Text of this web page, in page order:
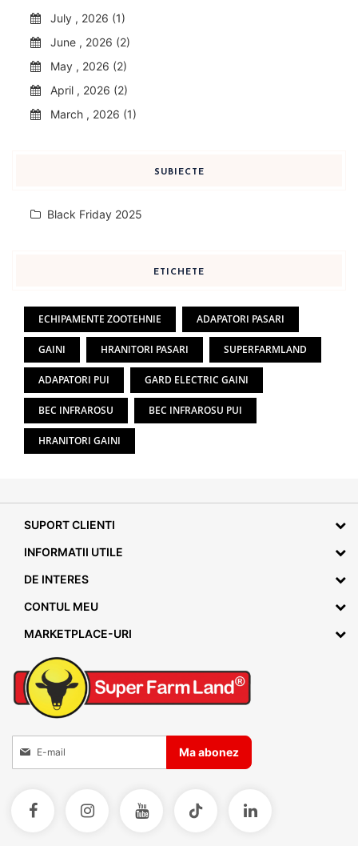
July , 2026 (1)
June , 2026 (2)
May , 2026 (2)
April , 2026 (2)
March , 2026 (1)
SUBIECTE
Black Friday 2025
ETICHETE
ECHIPAMENTE ZOOTEHNIE ADAPATORI PASARI
GAINI HRANITORI PASARI SUPERFARMLAND
ADAPATORI PUI GARD ELECTRIC GAINI
BEC INFRAROSU BEC INFRAROSU PUI
HRANITORI GAINI
SUPORT CLIENTI
INFORMATII UTILE
DE INTERES
CONTUL MEU
MARKETPLACE-URI
Inscrieti-va la Buletinele noastre informative
Ma abonez